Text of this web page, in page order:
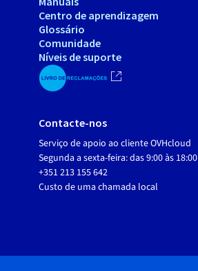
Centro de aprendizagem
Glossário
Comunidade
Níveis de suporte
Contacte-nos
Serviço de apoio ao cliente OVHcloud
Segunda a sexta-feira: das 9:00 às 18:00
+351 213 155 642
Custo de uma chamada local